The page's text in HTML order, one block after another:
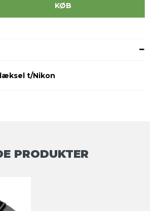
KØB
t/Nikon
PRODUKTER